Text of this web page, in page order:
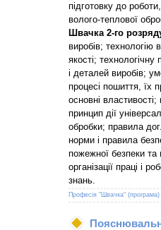
підготовку до
волого-теплової
Швачка 2-го
виробів; технологію
якості;
і деталей виробів;
процесі пошиття, їх
основні
принцип дії
обробки; правила
норми і правила
пожежної безпеки та
організації праці і
знань.
Професія "Швачка" (програма)